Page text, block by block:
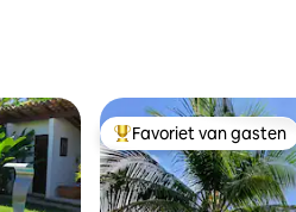
Topfavoriet van gasten
Favoriet van gasten